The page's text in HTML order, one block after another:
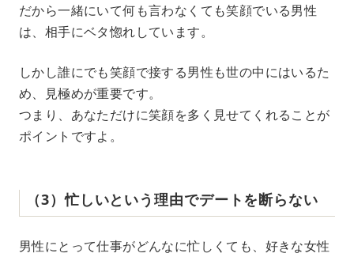
だから一緒にいて何も言わなくても笑顔でいる男性
は、相手にベタ惚れしています。
しかし誰にでも笑顔で接する男性も世の中にはいるた
め、見極めが重要です。
つまり、あなただけに笑顔を多く見せてくれることが
ポイントですよ。
（3）忙しいという理由でデートを断らない
男性にとって仕事がどんなに忙しくても、好きな女性